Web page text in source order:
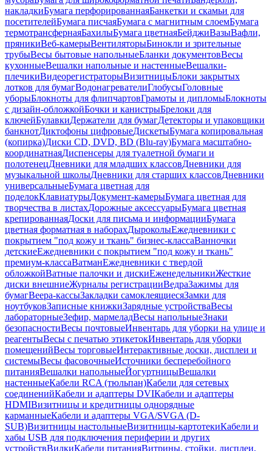
накладкиБумага перфорированнаяБанкетки и скамьи для
посетителейБумага писчаяБумага с магнитным слоемБумага
термотрансфернаяБахилыБумага цветнаяБейджиВазыВафли,
пряникиВеб-камерыВентиляторыБинокли и зрительные
трубыВесы бытовые напольныеБланки документовВесы
кухонныеВешалки напольные и настенныеВешалки-
плечикиВидеорегистраторыВизитницыБлоки закрытых
лотков для бумагВодонагревателиГлобусыГоловные
уборыБлокноты для флипчартовГрамоты и дипломыБлокноты
с дизайн-обложкойБочки и канистрыБрелоки для
ключейБулавкиДержатели для бумагДетекторы и упаковщики
банкнотДиктофоны цифровыеДискетыБумага копировальная
(копирка)Диски CD, DVD, BD (Blu-ray)Бумага масштабно-
координатнаяДиспенсеры для туалетной бумаги и
полотенецДневники для младших классовДневники для
музыкальной школыДневники для старших классовДневники
универсальныеБумага цветная для
поделокКлавиатурыДокумент-камерыБумага цветная для
творчества в листахДорожные аксессуарыБумага цветная
крепированнаяДоски для письма и информацииБумага
цветная форматная в наборахДыроколыЕжедневники с
покрытием "под кожу и ткань" бизнес-классаВанночки
детскиеЕжедневники с покрытием "под кожу и ткань"
премиум-классаВатманЕжедневники с твердой
обложкойВатные палочки и дискиЕженедельникиЖесткие
диски внешниеЖурналы регистрацииВедраЗажимы для
бумагВеера-кассыЗакладки самоклеящиесяЗамки для
ноутбуковЗаписные книжкиЗарядные устройстваВесы
лабораторныеЗефир, мармеладВесы напольныеЗнаки
безопасностиВесы почтовыеИнвентарь для уборки на улице и
реагентыВесы с печатью этикетокИнвентарь для уборки
помещенийВесы торговыеИнтерактивные доски, дисплеи и
системыВесы фасовочныеИсточники бесперебойного
питанияВешалки напольныеЙогуртницыВешалки
настенныеКабели RCA (тюльпан)Кабели для сетевых
соединенийКабели и адаптеры DVIКабели и адаптеры
HDMIВизитницы и кредитницы однорядные
карманныеКабели и адаптеры VGA/SVGA (D-
SUB)Визитницы настольныеВизитницы-картотекиКабели и
хабы USB для подключения периферии и других
устройствВилкиКабели питанияВитрины, стойки, дисплеи,